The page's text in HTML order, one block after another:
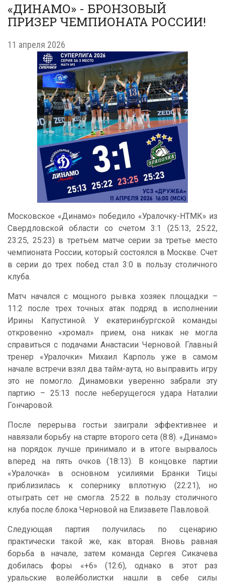
«ДИНАМО» - БРОНЗОВЫЙ
ПРИЗЕР ЧЕМПИОНАТА РОССИИ!
11 апреля 2026
Московское «Динамо» победило «Уралочку-НТМК» из
Свердловской области со счетом 3:1 (25:13, 25:22,
23:25, 25:23) в третьем матче серии за третье место
чемпионата России, который состоялся в Москве. Счет
в серии до трех побед стал 3:0 в пользу столичного
клуба.
Матч начался с мощного рывка хозяек площадки –
11:2 после трех точных атак подряд в исполнении
Ирины Капустиной. У екатеринбургской команды
откровенно «хромал» прием, она никак не могла
справиться с подачами Анастасии Черновой. Главный
тренер «Уралочки» Михаил Карполь уже в самом
начале встречи взял два тайм-аута, но выправить игру
это не помогло. Динамовки уверенно забрали эту
партию – 25:13 после неберущегося удара Наталии
Гончаровой.
После перерыва гостьи заиграли эффективнее и
навязали борьбу на старте второго сета (8:8). «Динамо»
на порядок лучше принимало и в итоге вырвалось
вперед на пять очков (18:13). В концовке партии
«Уралочка» в основном усилиями Бранки Тицы
приблизилась к сопернику вплотную (22:21), но
отыграть сет не смогла. 25:22 в пользу столичного
клуба после блока Черновой на Елизавете Павловой.
Следующая партия получилась по сценарию
практически такой же, как вторая. Вновь равная
борьба в начале, затем команда Сергея Сикачева
добилась форы «+6» (12:6), однако в этот раз
уральские волейболистки нашли в себе силы